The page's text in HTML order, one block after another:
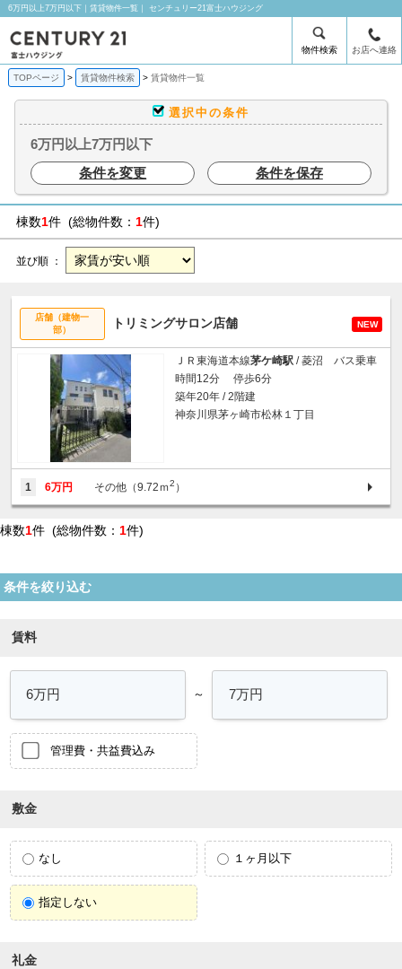
6万円以上7万円以下｜賃貸物件一覧｜ センチュリー21富士ハウジング
物件検索 お店へ連絡
TOPページ 賃貸物件検索 賃貸物件一覧
選択中の条件
6万円以上7万円以下
条件を変更
条件を保存
棟数1件 (総物件数： 1件)
並び順 ：
店舗（建物一
部）
トリミングサロン店舗 NEW
ＪＲ東海道本線茅ケ崎駅 / 菱沼 バス乗車
時間12分 停歩6分
築年20年 / 2階建
神奈川県茅ヶ崎市松林１丁目
1 6万円 その他（9.72ｍ2 ）
棟数1件 (総物件数： 1件)
条件を絞り込む
賃料
～
管理費・共益費込み
敷金
なし １ヶ月以下
指定しない
礼金